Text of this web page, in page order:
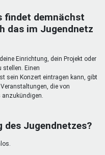
findet demnächst
das im Jugendnetz
Einrichtung, dein Projekt oder
stellen. Einen
sein Konzert eintragen kann, gibt
die von
des Jugendnetzes?